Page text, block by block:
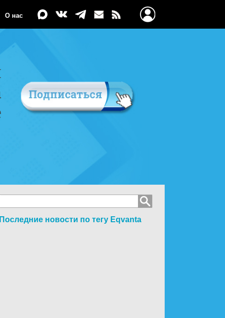
О нас
Последние новости по тегу Eqvanta